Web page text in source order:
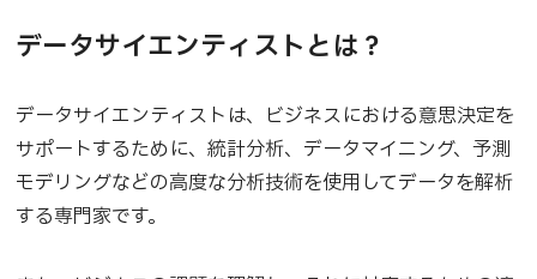
データサイエンティストとは？
データサイエンティストは、ビジネスにおける意思決定を
サポートするために、統計分析、データマイニング、予測
モデリングなどの高度な分析技術を使用してデータを解析
する専門家です。